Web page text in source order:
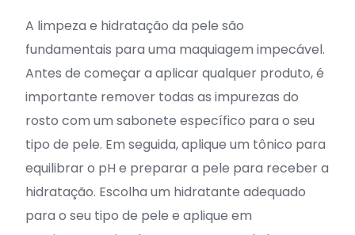
A limpeza e hidratação da pele são
fundamentais para uma maquiagem impecável.
Antes de começar a aplicar qualquer produto, é
importante remover todas as impurezas do
rosto com um sabonete específico para o seu
tipo de pele. Em seguida, aplique um tônico para
equilibrar o pH e preparar a pele para receber a
hidratação. Escolha um hidratante adequado
para o seu tipo de pele e aplique em